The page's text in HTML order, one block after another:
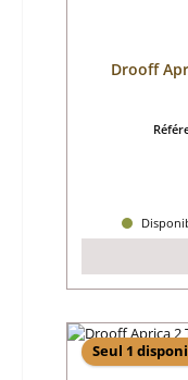
Drooff
Seul 1